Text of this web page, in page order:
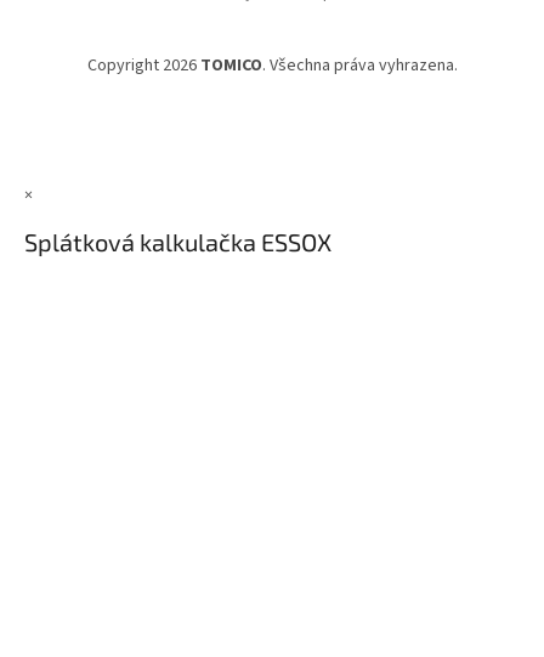
Copyright 2026 TOMICO. Všechna práva vyhrazena.
×
Splátková kalkulačka ESSOX